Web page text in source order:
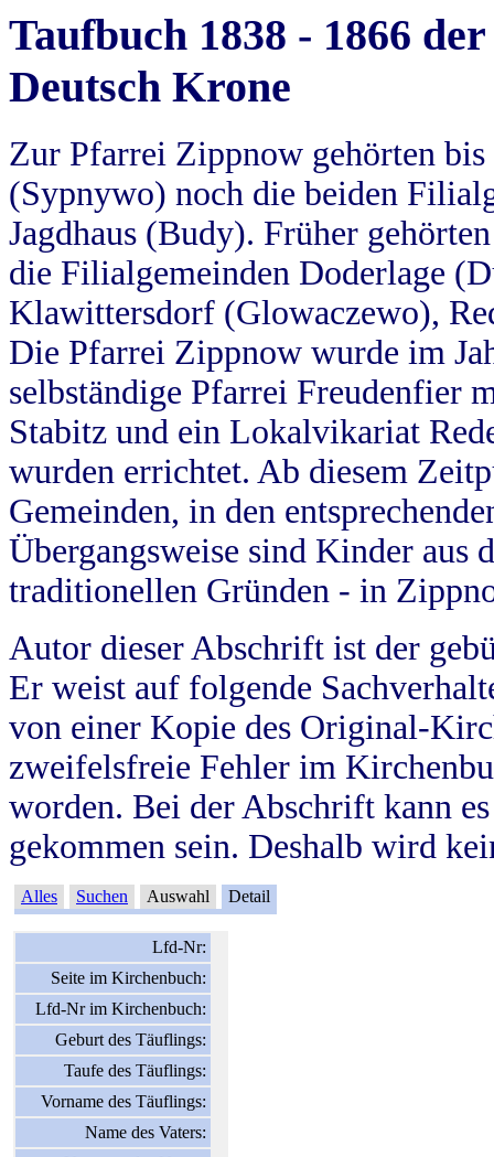
Taufbuch 1838 - 1866
Deutsch Krone
Zur Pfarrei Zippnow gehörten
(Sypnywo) noch die beiden
Jagdhaus (Budy). Früher
die Filialgemeinden Doderlage
Klawittersdorf (Glowaczewo),
Die Pfarrei Zippnow wurde im
selbständige Pfarrei Freudenfier
Stabitz und ein Lokalvikariat
wurden errichtet. Ab diesem
Gemeinden, in den
Übergangsweise sind Kinder aus
traditionellen Gründen - in
Autor dieser Abschrift ist der
Er weist auf folgende
von einer Kopie des Original-
zweifelsfreie Fehler im
worden. Bei der Abschrift kann
gekommen sein. Deshalb wird
Alles Suchen Auswahl Detail
Lfd-Nr:
Seite im Kirchenbuch:
Lfd-Nr im Kirchenbuch:
Geburt des Täuflings:
Taufe des Täuflings:
Vorname des Täuflings:
Name des Vaters: